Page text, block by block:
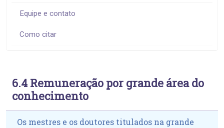
Equipe e contato
Como citar
6.4 Remuneração por grande área do
conhecimento
Os mestres e os doutores titulados na grande